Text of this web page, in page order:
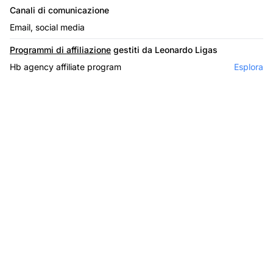
Canali di comunicazione
Email, social media
Programmi di affiliazione gestiti da Leonardo Ligas
Hb agency affiliate program
Esplora